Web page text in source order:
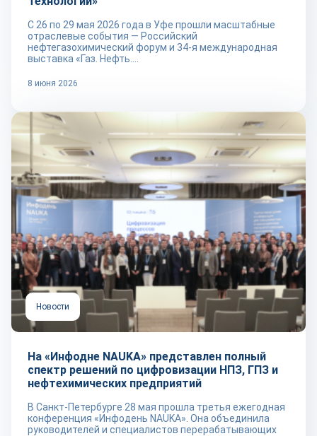
С 26 по 29 мая 2026 года в Уфе прошли масштабные
отраслевые события — Российский
нефтегазохимический форум и 34-я международная
выставка «Газ. Нефть....
8 июня 2026
Новости
На «Инфодне NAUKA» представлен полный
спектр решений по цифровизации НПЗ, ГПЗ и
нефтехимических предприятий
В Санкт-Петербурге 28 мая прошла третья ежегодная
конференция «Инфодень NAUKA». Она объединила
руководителей и специалистов перерабатывающих